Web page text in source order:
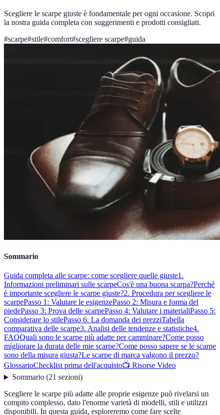
Scegliere le scarpe giuste è fondamentale per ogni occasione. Scopri
la nostra guida completa con suggerimenti e prodotti consigliati.
#scarpe#stile#comfort#scegliere scarpe#guida
Sommario
Guida completa alle scarpe: come scegliere quelle giuste1.
Informazioni preliminari sulle scarpeCos'è una buona scarpa?Perché
è importante scegliere le scarpe giuste?2. Procedura per scegliere le
scarpePasso 1: Valutare le esigenzePasso 2: Misura e forma del
piedePasso 3: Prova delle scarpePasso 4: Valutare i materialiPasso 5:
Considerare lo stilePasso 6: La domanda dei prezziTabella
comparativa delle scarpe3. Analisi delle tendenze e statistiche4.
FAQQuali sono le scarpe più adatte per camminare?Come posso
migliorare la durata delle mie scarpe?Come posso sapere se le scarpe
sono della misura giusta?Le scarpe di marca valgono il prezzo?
GlossarioChecklist prima dell'acquisto📺 Risorse Video
Sommario(21 sezioni)
Scegliere le scarpe più adatte alle proprie esigenze può rivelarsi un
compito complesso, dato l'enorme varietà di modelli, stili e utilizzi
disponibili. In questa guida, esploreremo come fare scelte